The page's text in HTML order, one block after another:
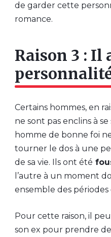
de garder cette
romance.
Raison 3 : Il
Certains hommes, en
ne sont pas enclins à
homme de bonne foi
tourner le dos à une
de sa vie. Ils ont été
l’autre à un moment
ensemble des périodes
Pour cette raison, il
son ex pour prendre